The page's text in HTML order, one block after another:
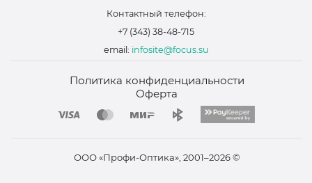
Контактный телефон:
+7 (343) 38-48-715
email: infosite@focus.su
ООО «Профи-Оптика», 2001–2026 ©
Политика конфиденциальности
Оферта